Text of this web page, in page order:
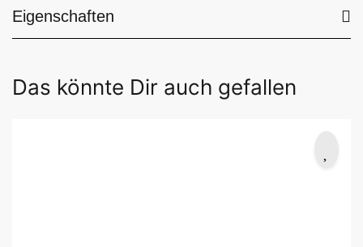
Eigenschaften
Das könnte Dir auch gefallen